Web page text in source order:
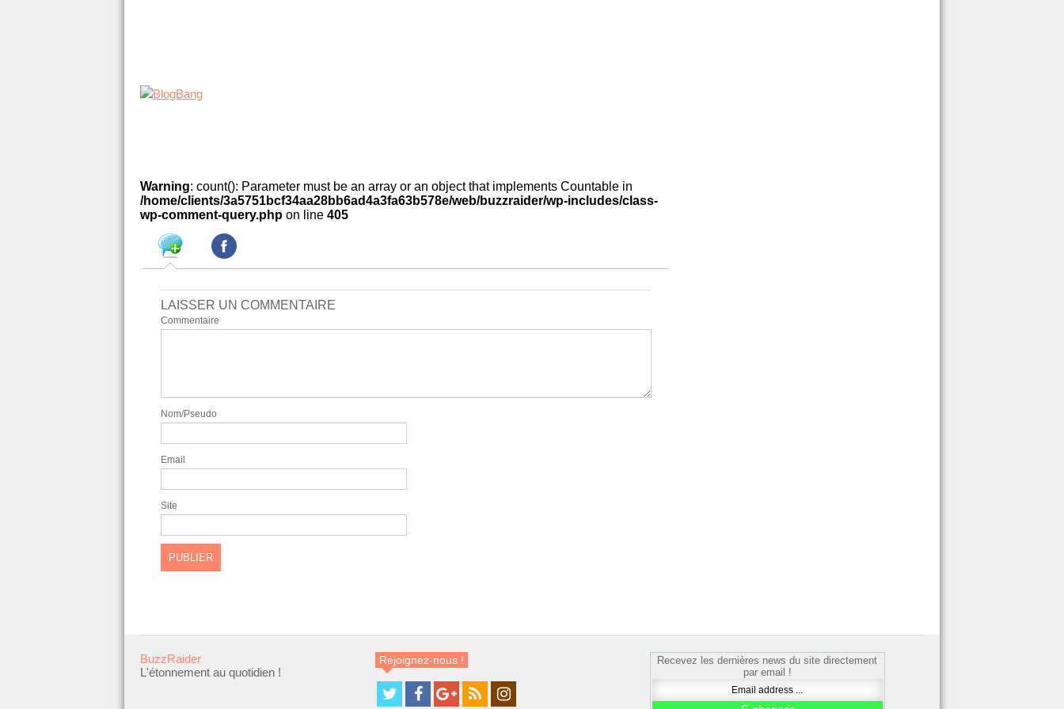
Warning: count(): Parameter must be an array or an object that implements Countable in
/home/clients/3a5751bcf34aa28bb6ad4a3fa63b578e/web/buzzraider/wp-includes/class-
wp-comment-query.php on line 405
LAISSER UN COMMENTAIRE
Commentaire
Nom/Pseudo
Email
Site
BuzzRaider
L'étonnement au quotidien !
Rejoignez-nous !
Recevez les dernières news du site directement
par email !